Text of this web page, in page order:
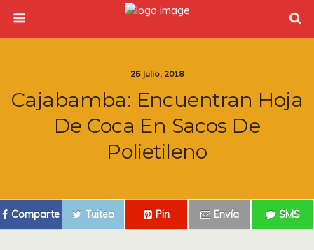
25 Julio, 2018
Cajabamba: Encuentran Hoja
De Coca En Sacos De
Polietileno
Comparte Tuitea Pin Envía SMS